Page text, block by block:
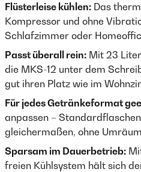
Flüsterleise kühlen: Das
Kompressor und ohne
Schlafzimmer oder
Passt überall rein: Mit 23
die MKS-12 unter dem
gut ihren Platz wie im
Für jedes Getränkeformat
anpassen –
gleichermaßen, ohne
Sparsam im Dauerbetrieb:
freien Kühlsystem hält sich